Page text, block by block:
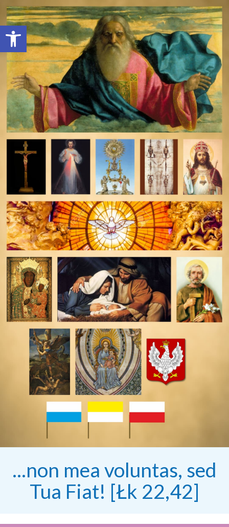
Open toolbar
deomeo-logo
Utwórz konto
Zaloguj
...non mea voluntas, sed
Tua Fiat! [Łk 22,42]